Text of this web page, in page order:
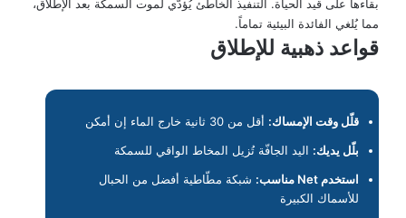
بقاءها على قيد الحياة. التنفيذ الخاطئ يُؤدّي لموت السمكة بعد الإطلاق،
مما يُلغي الفائدة البيئية تماماً.
قواعد ذهبية للإطلاق
قلّل وقت الإمساك: أقل من 30 ثانية خارج الماء إن أمكن
بلّل يديك: اليد الجافّة تُزيل المخاط الواقي للسمكة
استخدم Net مناسب:
شبكة مطّاطية أفضل من الحبال
للأسماك الكبيرة